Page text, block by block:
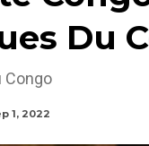
Du
Congo
1, 2022